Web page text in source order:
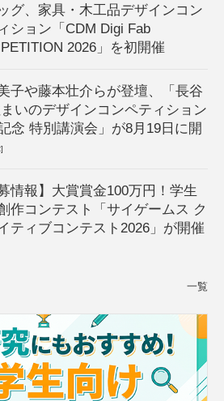
グ、家具・木工品デザインコン
ション「CDM Digi Fab
2026」を初開催
子や藤本壮介らが登壇、「長谷
いのデザインコンペティション
念 特別講演会」が8月19日に開
募情報】大賞賞金100万円！学生
作コンテスト「サイゲームス ク
ティブコンテスト2026」が開催
一覧